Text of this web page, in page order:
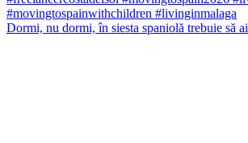
Dormi, nu dormi, în siesta spaniolă trebuie să ai